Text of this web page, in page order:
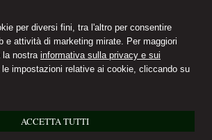
per diversi fini, tra l'altro per consentire
e attività di marketing mirate. Per maggiori
la nostrainformativa sulla privacy e sui
le impostazioni relative ai cookie, cliccando su
ACCETTA TUTTI